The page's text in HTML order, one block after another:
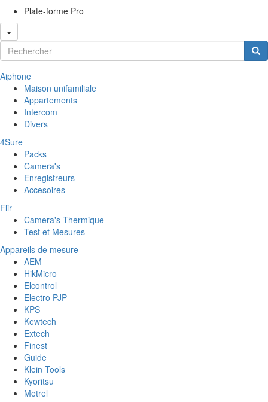
Plate-forme Pro
Formulaire de recherche
Rechercher
Aiphone
Maison unifamiliale
Appartements
Intercom
Divers
4Sure
Packs
Camera's
Enregistreurs
Accesoires
Flir
Camera's Thermique
Test et Mesures
Appareils de mesure
AEM
HikMicro
Elcontrol
Electro PJP
KPS
Kewtech
Extech
Finest
Guide
Klein Tools
Kyoritsu
Metrel